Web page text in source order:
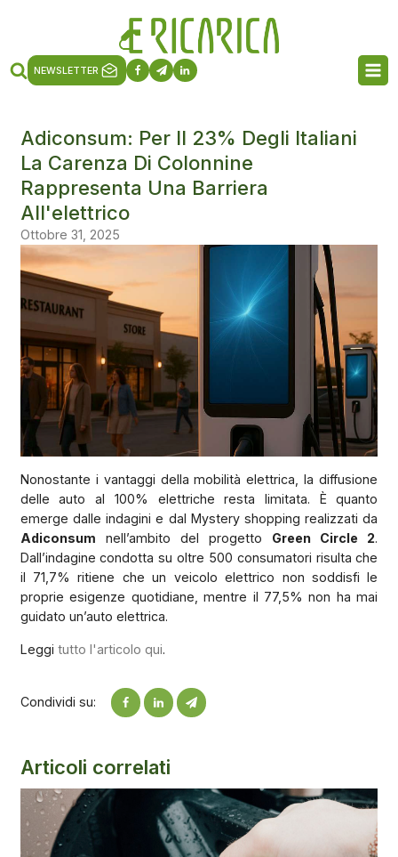
NEWSLETTER
Adiconsum: Per Il 23% Degli Italiani
La Carenza Di Colonnine
Rappresenta Una Barriera
All'elettrico
Ottobre 31, 2025
Nonostante i vantaggi della mobilità elettrica, la diffusione
delle auto al 100% elettriche resta limitata. È quanto
emerge dalle indagini e dal Mystery shopping realizzati da
Adiconsum nell’ambito del progetto Green Circle 2.
Dall’indagine condotta su oltre 500 consumatori risulta che
il 71,7% ritiene che un veicolo elettrico non soddisfi le
proprie esigenze quotidiane, mentre il 77,5% non ha mai
guidato un’auto elettrica.
Leggi tutto l'articolo qui.
Condividi su:
Articoli correlati